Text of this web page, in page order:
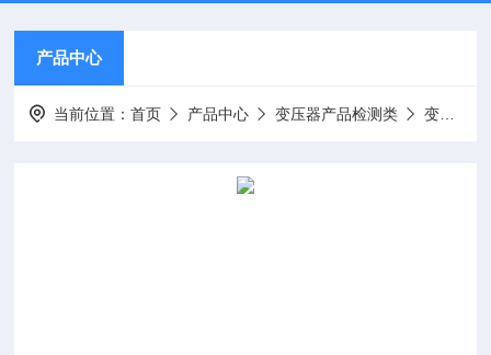
产品中心
当前位置：首页 产品中心 变压器产品检测类 变比测试仪